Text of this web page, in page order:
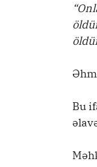
Bu